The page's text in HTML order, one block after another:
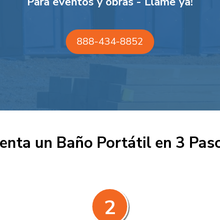
888-434-8852
un Baño Portátil en 3
2